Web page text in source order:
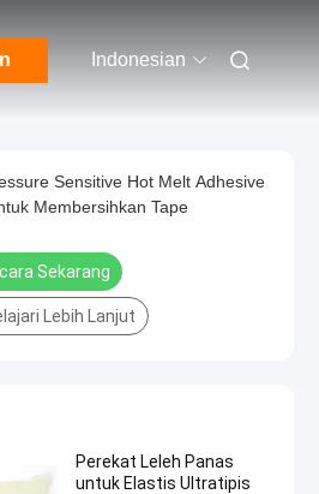
Indonesian
Sensitive Hot Melt Adhesive
Membersihkan Tape
Sekarang
Lebih Lanjut
Perekat Leleh Panas
untuk Elastis Ultratipis